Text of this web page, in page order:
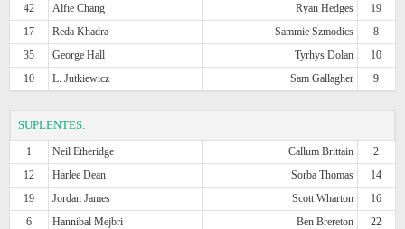
42
Alfie Chang Ryan Hedges
19
17
Reda Khadra Sammie Szmodics
8
35
George Hall Tyrhys Dolan
10
10
L. Jutkiewicz Sam Gallagher 9
SUPLENTES:
1 Neil Etheridge Callum Brittain
2
12
Harlee Dean Sorba Thomas
14
19
Jordan James Scott Wharton
16
6
Hannibal Mejbri Ben Brereton
22